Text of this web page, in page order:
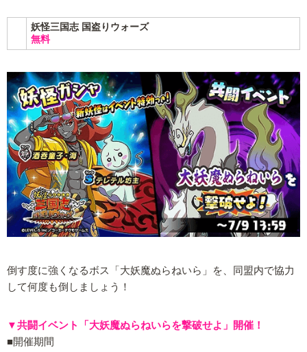
妖怪三国志 国盗りウォーズ
無料
倒す度に強くなるボス「大妖魔ぬらねいら」を、同盟内で協力
して何度も倒しましょう！
▼共闘イベント「大妖魔ぬらねいらを撃破せよ」開催！
■開催期間